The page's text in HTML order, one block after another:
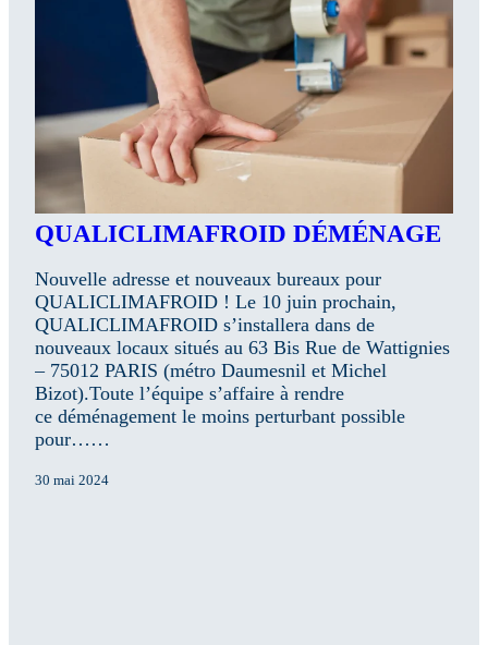
QUALICLIMAFROID DÉMÉNAGE
Nouvelle adresse et nouveaux bureaux pour
QUALICLIMAFROID ! Le 10 juin prochain,
QUALICLIMAFROID s’installera dans de
nouveaux locaux situés au 63 Bis Rue de Wattignies
– 75012 PARIS (métro Daumesnil et Michel
Bizot).Toute l’équipe s’affaire à rendre
ce déménagement le moins perturbant possible
pour……
30 mai 2024